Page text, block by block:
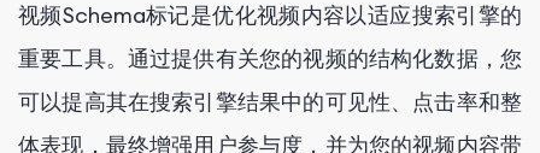
视频Schema标记是优化视频内容以适应搜索引擎的
重要工具。通过提供有关您的视频的结构化数据，您
可以提高其在搜索引擎结果中的可见性、点击率和整
体表现，最终增强用户参与度，并为您的视频内容带